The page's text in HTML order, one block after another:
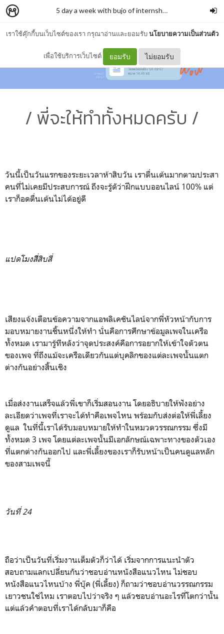
เราใช้คุ๊กกี้บนเว็บไซต์ของเรา กรุณาอ่านและยอมรับนโยบายความเป็นส่วนตัว
เพื่อใช้บริการเว็บไซต์ ยอมรับ ไม่ยอมรับ
5 day a week with bujo of internship. sunset cruisin'
/ พี่จะให้ทำทั้งหมดครับ /
วันนี้เป็นวันแรกของระยะเวลาห้าสิบวัน เราตื่นเต้นมากตามประสา
คนที่ไม่เคยมีประสบการณ์ ถึงจะรู้ดัว่าฝึกแบบออนไลน์ 100% แต่
เราก็อดตื่นเต้นไม่ได้อยู่ดี
แปดโมงสี่ิสิบสี่
เสียงแจ้งเตือนข้อความจากแอพลิเคชันไลน์จากพี่หัวหน้ากับการ
มอบหมายงานชิ้นหนึ่งให้ทำ นั่นคือการศึกษาข้อมูลเพจในเครือ
ทั้งหมด เรามารู้ทีหลังว่าจุดประสงค์คือการอยากให้เข้าใจตัวตน
ของเพจ ที่ถึงแม้จะเครือเดียวกันแต่บุคลิกของแต่ละเพจนั้นแตก
ต่างกันอย่างสิ้นเชิง
เมื่อส่งงานเสร็จแล้วพี่เขาก็เริ่มสอนงาน โดยอธิบายให้ฟังอย่าง
ละเอียดว่าเพจที่เราจะได้ทำคือเพจไหน พร้อมกับส่งต่อให้พี่เลี้ยง
ดูแล ในที่นี้เราได้รับมอบหมายให้ทำในหมวดวรรณกรรม ซึ่งมี
ทั้งหมด 3 เพจ โดยแต่ละเพจนั้นมีเอกลักษณ์เฉพาะทางของตัวเอง
ที่แตกต่างกันออกไป และพี่เลี้ยงของเราก็รับหน้าเป็นคนดูแลหลัก
ของสามเพจนี้
วันที่ 24
ถือว่าเป็นวันที่เริ่มงานเต็มตัวก็ว่าได้ เริ่มจากการแนะนำตัว
สอบถามแลกเปลี่ยนกันว่าชอบอ่านหนังสือแนวไหน ไม่ชอบ
หนังสือแนวไหนบ้าง พี่บุ๊ค (พี่เลี้ยง) ก็ถามว่าชอบอ่านวรรณกรรม
เยาวชนใช่ไหม เราตอบไปว่าจริง ๆ แล้วชอบอ่านอะไรที่โตกว่านั้น
แต่แล้วคำตอบที่เราได้กลับมาก็คือ